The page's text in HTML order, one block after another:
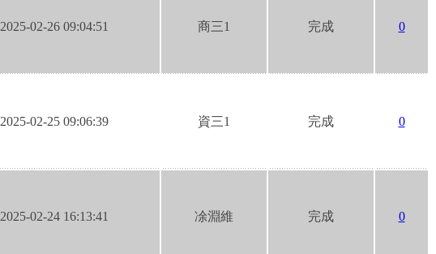
2025-02-26 09:04:51 商三1 完成 0
2025-02-25 09:06:39 資三1 完成 0
2025-02-24 16:13:41 凃淵維 完成 0